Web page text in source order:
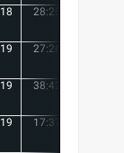
18 28:25
19 27:26
19 38:42
19 17:37